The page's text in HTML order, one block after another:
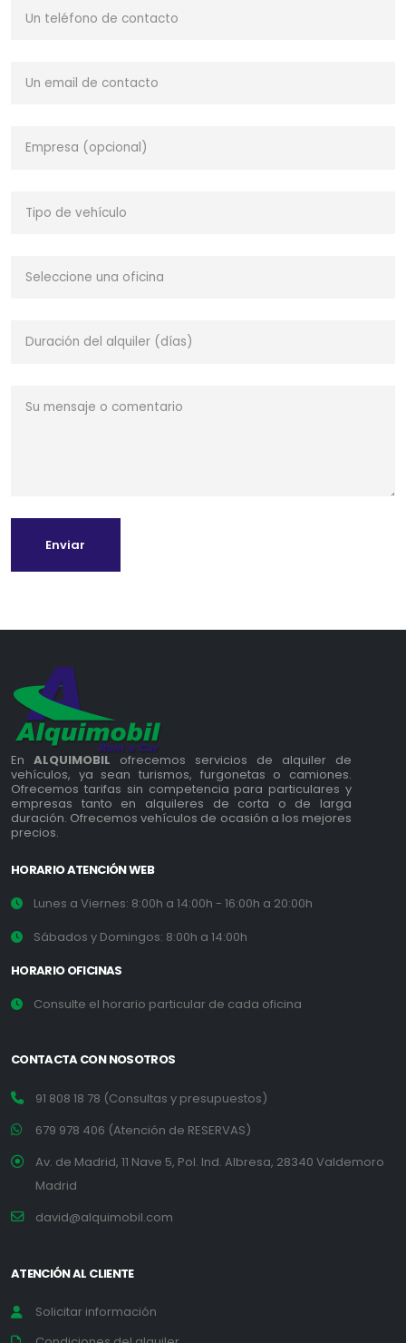
Enviar
En ALQUIMOBIL ofrecemos servicios de alquiler de
vehículos, ya sean turismos, furgonetas o camiones.
Ofrecemos tarifas sin competencia para particulares y
empresas tanto en alquileres de corta o de larga
duración. Ofrecemos vehículos de ocasión a los mejores
precios.
HORARIO ATENCIÓN WEB
Lunes a Viernes: 8:00h a 14:00h - 16:00h a 20:00h
Sábados y Domingos: 8:00h a 14:00h
HORARIO OFICINAS
Consulte el horario particular de cada oficina
CONTACTA CON NOSOTROS
91 808 18 78 (Consultas y presupuestos)
679 978 406 (Atención de RESERVAS)
Av. de Madrid, 11 Nave 5, Pol. Ind. Albresa, 28340 Valdemoro
Madrid
david@alquimobil.com
ATENCIÓN AL CLIENTE
Solicitar información